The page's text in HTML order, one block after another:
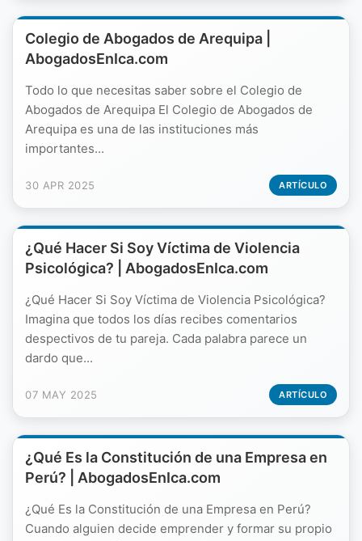
Colegio de Abogados de Arequipa |
AbogadosEnIca.com
Todo lo que necesitas saber sobre el Colegio de
Abogados de Arequipa El Colegio de Abogados de
Arequipa es una de las instituciones más
importantes...
30 APR 2025 ARTÍCULO
¿Qué Hacer Si Soy Víctima de Violencia
Psicológica? | AbogadosEnIca.com
¿Qué Hacer Si Soy Víctima de Violencia Psicológica?
Imagina que todos los días recibes comentarios
despectivos de tu pareja. Cada palabra parece un
dardo que...
07 MAY 2025 ARTÍCULO
¿Qué Es la Constitución de una Empresa en
Perú? | AbogadosEnIca.com
¿Qué Es la Constitución de una Empresa en Perú?
Cuando alguien decide emprender y formar su propio